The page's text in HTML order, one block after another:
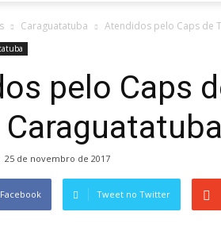
Caraguatatuba Atendidos pelo Caps de
pelo Caps
25 de novembro de 2017
Tweet no Twitter